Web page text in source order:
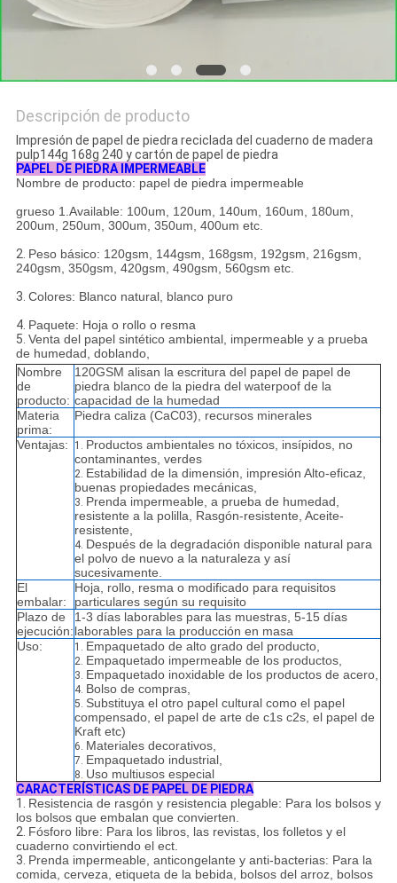
Descripción de producto
Impresión de papel de piedra reciclada del cuaderno de madera
pulp144g 168g 240 y cartón de papel de piedra
PAPEL DE PIEDRA IMPERMEABLE
Nombre de producto: papel de piedra impermeable
grueso 1.Available: 100um, 120um, 140um, 160um, 180um,
200um, 250um, 300um, 350um, 400um etc.
2. Peso básico: 120gsm, 144gsm, 168gsm, 192gsm, 216gsm,
240gsm, 350gsm, 420gsm, 490gsm, 560gsm etc.
3. Colores: Blanco natural, blanco puro
4. Paquete: Hoja o rollo o resma
5. Venta del papel sintético ambiental, impermeable y a prueba
de humedad, doblando,
Nombre
de
producto:
120GSM alisan la escritura del papel de papel de
piedra blanco de la piedra del waterpoof de la
capacidad de la humedad
Materia
prima:
Piedra caliza (CaC03), recursos minerales
Ventajas: 1. Productos ambientales no tóxicos, insípidos, no
contaminantes, verdes
2. Estabilidad de la dimensión, impresión Alto-eficaz,
buenas propiedades mecánicas,
3. Prenda impermeable, a prueba de humedad,
resistente a la polilla, Rasgón-resistente, Aceite-
resistente,
4. Después de la degradación disponible natural para
el polvo de nuevo a la naturaleza y así
sucesivamente.
El
embalar:
Hoja, rollo, resma o modificado para requisitos
particulares según su requisito
Plazo de
ejecución:
1-3 días laborables para las muestras, 5-15 días
laborables para la producción en masa
Uso:
1. Empaquetado de alto grado del producto,
2. Empaquetado impermeable de los productos,
3. Empaquetado inoxidable de los productos de acero,
4. Bolso de compras,
5. Substituya el otro papel cultural como el papel
compensado, el papel de arte de c1s c2s, el papel de
Kraft etc)
6. Materiales decorativos,
7. Empaquetado industrial,
8. Uso multiusos especial
CARACTERÍSTICAS DE PAPEL DE PIEDRA
1. Resistencia de rasgón y resistencia plegable: Para los bolsos y
los bolsos que embalan que convierten.
2. Fósforo libre: Para los libros, las revistas, los folletos y el
cuaderno convirtiendo el ect.
3. Prenda impermeable, anticongelante y anti-bacterias: Para la
comida, cerveza, etiqueta de la bebida, bolsos del arroz, bolsos